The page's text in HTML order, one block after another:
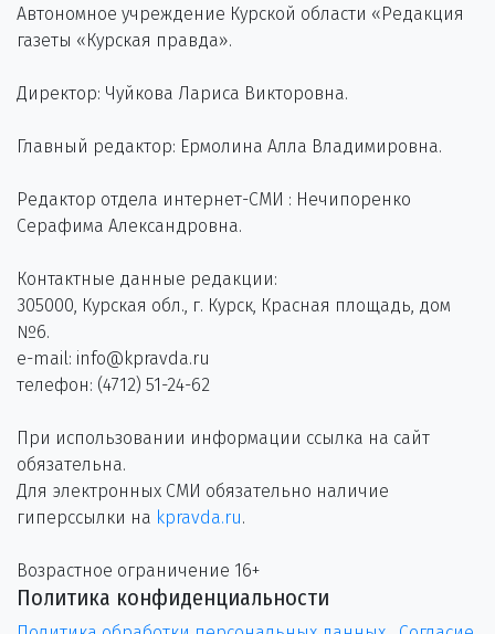
Автономное учреждение Курской области «Редакция
газеты «Курская правда».
Директор: Чуйкова Лариса Викторовна.
Главный редактор: Ермолина Алла Владимировна.
Редактор отдела интернет-СМИ : Нечипоренко
Серафима Александровна.
Контактные данные редакции:
305000, Курская обл., г. Курск, Красная площадь, дом
№6.
e-mail: info@kpravda.ru
телефон: (4712) 51-24-62
При использовании информации ссылка на сайт
обязательна.
Для электронных СМИ обязательно наличие
гиперссылки на kpravda.ru.
Возрастное ограничение 16+
Политика конфиденциальности